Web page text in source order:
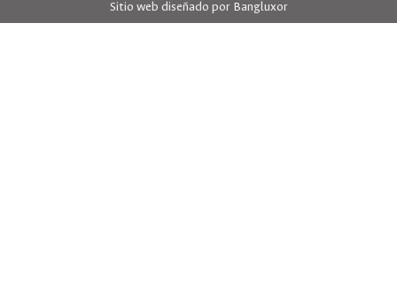
Sitio web diseñado por Bangluxor